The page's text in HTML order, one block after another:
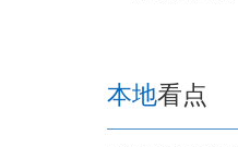
本地看点